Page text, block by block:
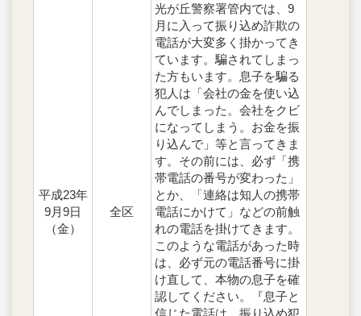
平成23年
9月9日
（金）
全区
光が丘警察署管内では、9
月に入って振り込め詐欺の
電話が大変多く掛かってき
ています。騙されてしまっ
た方もいます。息子を騙る
犯人は「会社の金を使い込
んでしまった。会社をクビ
になってしまう。お金を振
り込んで」等と言ってきま
す。その前には、必ず「携
帯電話の番号が変わった」
とか、「連絡は知人の携帯
電話にかけて」などの前触
れの電話を掛けてきます。
このような電話があった時
は、必ず元の電話番号に掛
け直して、本物の息子を確
認してください。『息子と
信じた電話は、振り込め犯